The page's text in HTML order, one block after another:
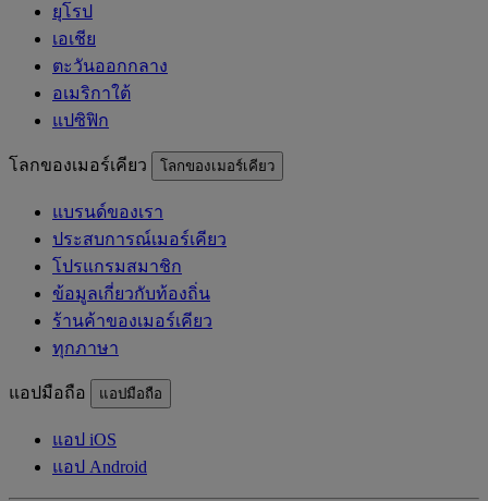
ยุโรป
เอเชีย
ตะวันออกกลาง
อเมริกาใต้
แปซิฟิก
โลกของเมอร์เคียว โลกของเมอร์เคียว
แบรนด์ของเรา
ประสบการณ์เมอร์เคียว
โปรแกรมสมาชิก
ข้อมูลเกี่ยวกับท้องถิ่น
ร้านค้าของเมอร์เคียว
ทุกภาษา
แอปมือถือ แอปมือถือ
แอป iOS
แอป Android